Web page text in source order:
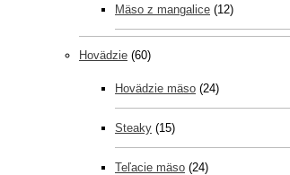
Mäso z mangalice (12)
Hovädzie (60)
Hovädzie mäso (24)
Steaky (15)
Teľacie mäso (24)